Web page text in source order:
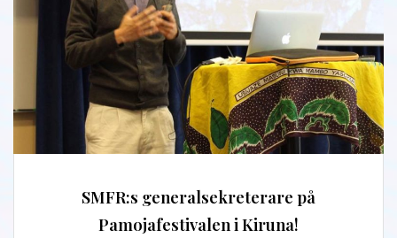
SMFR:s generalsekreterare på
Pamojafestivalen i Kiruna!